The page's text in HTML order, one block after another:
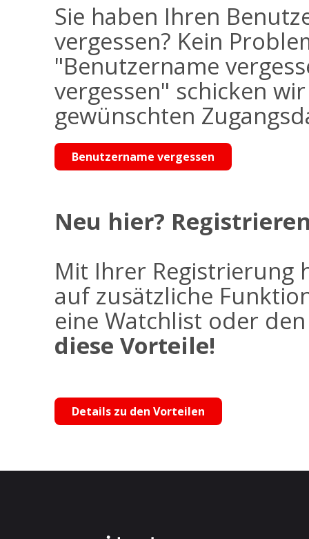
Sie haben Ihren
vergessen? Kein
"Benutzername
vergessen" schicken
gewünschten
Benutzername vergessen
Neu hier?
Mit Ihrer Registrierung
auf zusätzliche
eine Watchlist oder
diese Vorteile!
Details zu den Vorteilen